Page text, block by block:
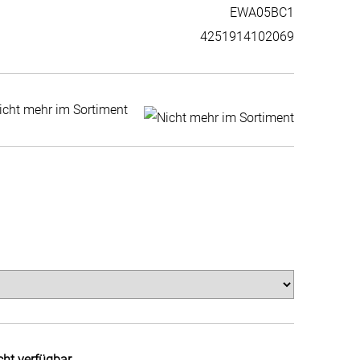
EWA05BC1
4251914102069
mehr im Sortiment